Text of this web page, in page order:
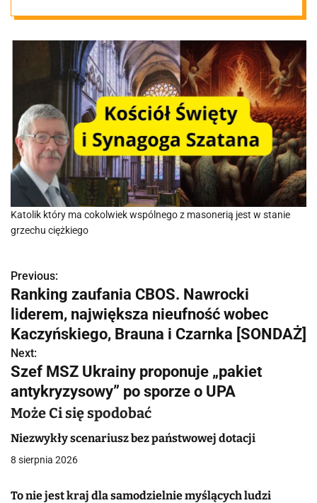
stanowisko
wobec
masonerii
Katolik który ma cokolwiek wspólnego z masonerią jest w stanie
grzechu ciężkiego
N
a
w
i
g
a
c
j
a
Previous:
Ranking zaufania CBOS. Nawrocki
liderem, największa nieufność wobec
Kaczyńskiego, Brauna i Czarnka [SONDAŻ]
Next:
Szef MSZ Ukrainy proponuje „pakiet
antykryzysowy” po sporze o UPA
Może Ci się spodobać
Niezwykły scenariusz bez państwowej dotacji
8 sierpnia 2026
To nie jest kraj dla samodzielnie myślących ludzi